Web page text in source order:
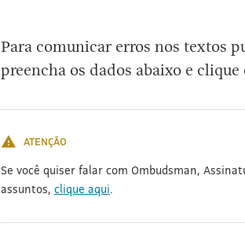
Para comunicar erros nos textos
preencha os dados abaixo e clique
ATENÇÃO
Se você quiser falar com Ombudsman,
assuntos, clique aqui.